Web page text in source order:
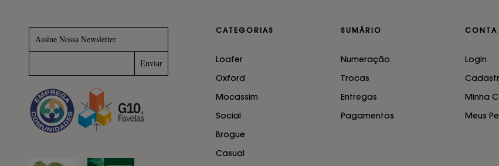
Assine Nossa Newsletter
CATEGORIAS
Loafer
Oxford
Mocassim
Social
Brogue
Casual
SUMÁRIO
Numeração
Trocas
Entregas
Pagamentos
CONTA
Login
Minha
Meus